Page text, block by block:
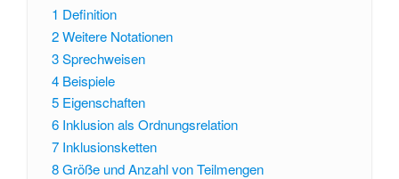
1 Definition
2Weitere Notationen
3Sprechweisen
4 Beispiele
5 Eigenschaften
6 Inklusion als Ordnungsrelation
7 Inklusionsketten
8Größe und Anzahl von Teilmengen